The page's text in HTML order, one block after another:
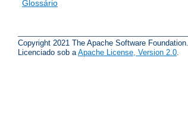
Glossário
Copyright 2021 The Apache Software Foundation.
Licenciado sob a Apache License, Version 2.0